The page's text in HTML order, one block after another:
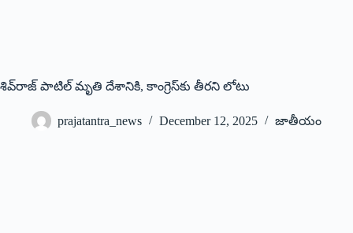
శివ్‌రాజ్‌ పాటిల్‌ మృతి దేశానికి, కాంగ్రెస్‌కు తీరని లోటు
prajatantra_news December 12, 2025 జాతీయం